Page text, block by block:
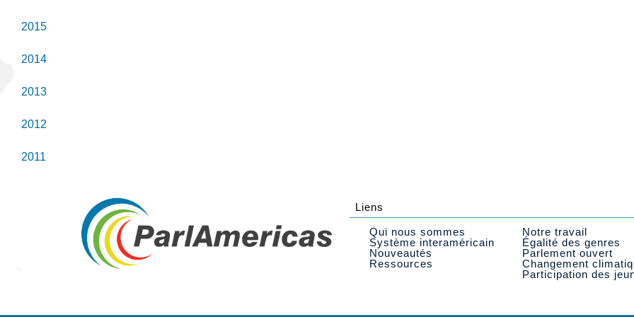
2015
2014
2013
2012
2011
Liens
Qui nous sommes
Système interaméricain
Nouveautés
Ressources
Notre travail
Égalité des genres
Parlement ouvert
Changement
Participation des